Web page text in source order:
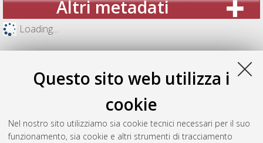
Questo sito web utilizza i
cookie
Nel nostro sito utilizziamo sia cookie tecnici necessari per il suo
funzionamento, sia cookie e altri strumenti di tracciamento
Altri metadati
Loading...